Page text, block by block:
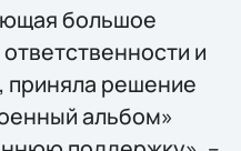
большое
и
приняла решение
альбом»